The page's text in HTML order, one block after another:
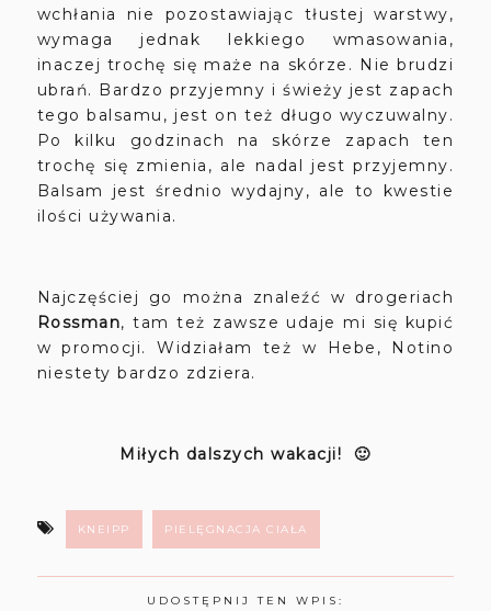
wchłania nie pozostawiając tłustej warstwy,
wymaga jednak lekkiego wmasowania,
inaczej trochę się maże na skórze. Nie brudzi
ubrań. Bardzo przyjemny i świeży jest zapach
tego balsamu, jest on też długo wyczuwalny.
Po kilku godzinach na skórze zapach ten
trochę się zmienia, ale nadal jest przyjemny.
Balsam jest średnio wydajny, ale to kwestie
ilości używania.
Najczęściej go można znaleźć w drogeriach
Rossman, tam też zawsze udaje mi się kupić
w promocji. Widziałam też w Hebe, Notino
niestety bardzo zdziera.
Miłych dalszych wakacji! 🙂
KNEIPP PIELĘGNACJA CIAŁA
UDOSTĘPNIJ TEN WPIS: